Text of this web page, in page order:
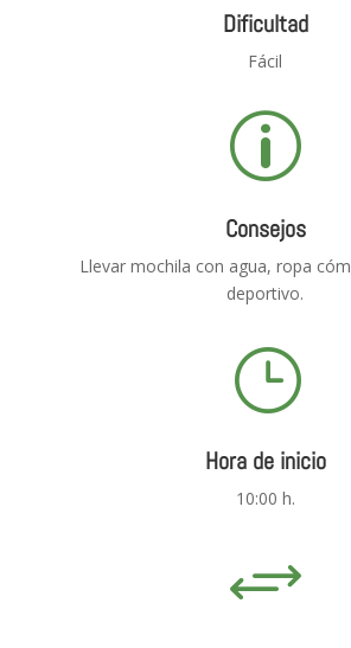
Dificultad
Fácil
p
Consejos
Llevar mochila con agua, ropa
deportivo.
}
Hora de inicio
10:00 h.
+